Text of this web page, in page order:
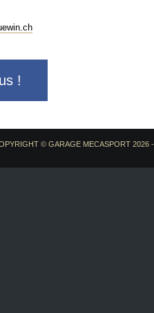
!
© GARAGE MECASPORT 2026